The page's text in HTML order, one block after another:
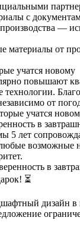
с
—
учатся новому
повышают
технологии.
от
в
5 лет
любые возможные
⏳
дизайн в